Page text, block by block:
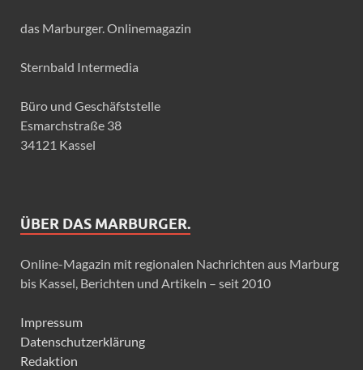
das Marburger. Onlinemagazin
Sternbald Intermedia
Büro und Geschäfststelle
Esmarchstraße 38
34121 Kassel
ÜBER DAS MARBURGER.
Online-Magazin mit regionalen Nachrichten aus Marburg
bis Kassel, Berichten und Artikeln – seit 2010
Impressum
Datenschutzerklärung
Redaktion